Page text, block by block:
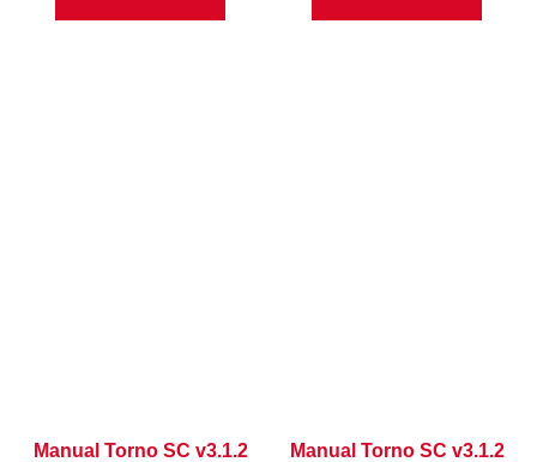
Manual Torno SC v3.1.2
Manual Torno SC v3.1.2